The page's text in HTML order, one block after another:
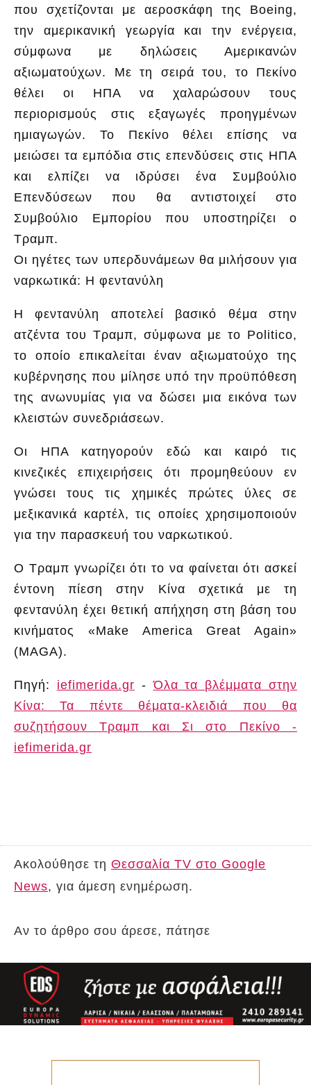
που σχετίζονται με αεροσκάφη της Boeing,
την αμερικανική γεωργία και την ενέργεια,
σύμφωνα με δηλώσεις Αμερικανών
αξιωματούχων. Με τη σειρά του, το Πεκίνο
θέλει οι ΗΠΑ να χαλαρώσουν τους
περιορισμούς στις εξαγωγές προηγμένων
ημιαγωγών. Το Πεκίνο θέλει επίσης να
μειώσει τα εμπόδια στις επενδύσεις στις ΗΠΑ
και ελπίζει να ιδρύσει ένα Συμβούλιο
Επενδύσεων που θα αντιστοιχεί στο
Συμβούλιο Εμπορίου που υποστηρίζει ο
Τραμπ.
Οι ηγέτες των υπερδυνάμεων θα μιλήσουν για
ναρκωτικά: Η φεντανύλη
Η φεντανύλη αποτελεί βασικό θέμα στην
ατζέντα του Τραμπ, σύμφωνα με το Politico,
το οποίο επικαλείται έναν αξιωματούχο της
κυβέρνησης που μίλησε υπό την προϋπόθεση
της ανωνυμίας για να δώσει μια εικόνα των
κλειστών συνεδριάσεων.
Οι ΗΠΑ κατηγορούν εδώ και καιρό τις
κινεζικές επιχειρήσεις ότι προμηθεύουν εν
γνώσει τους τις χημικές πρώτες ύλες σε
μεξικανικά καρτέλ, τις οποίες χρησιμοποιούν
για την παρασκευή του ναρκωτικού.
Ο Τραμπ γνωρίζει ότι το να φαίνεται ότι ασκεί
έντονη πίεση στην Κίνα σχετικά με τη
φεντανύλη έχει θετική απήχηση στη βάση του
κινήματος «Make America Great Again»
(MAGA).
Πηγή: iefimerida.gr -Όλα τα βλέμματα στην
Κίνα: Τα πέντε θέματα-κλειδιά που θα
συζητήσουν Τραμπ και Σι στο Πεκίνο -
iefimerida.gr
Ακολούθησε τη Θεσσαλία TV στο Google
News, για άμεση ενημέρωση.
Αν το άρθρο σου άρεσε, πάτησε